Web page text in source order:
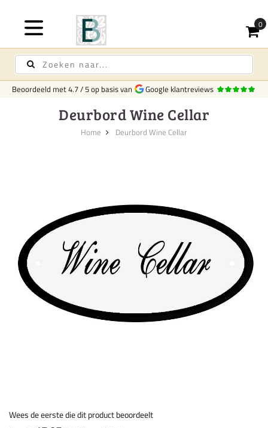
Beoordeeld met4.7/5op basis van Google klantreviews
Deurbord Wine Cellar
Home Deurbord Wine Cellar
Wees de eerste die dit product beoordeelt